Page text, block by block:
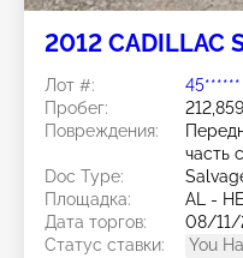
2012 CADILLAC
Лот #:
45******
Пробег:
Повреждения:
часть
Doc Type:
Площадка:
AL -
Дата торгов:
08/11/
Статус ставки:
You